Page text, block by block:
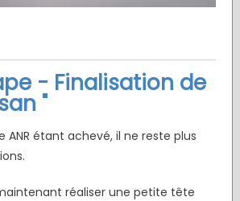
- Finalisation de
"
ANR étant achevé, il ne reste plus
réaliser une petite tête